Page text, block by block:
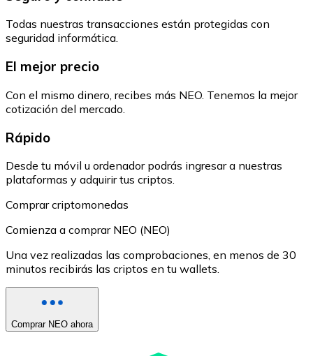
Todas nuestras transacciones están protegidas con
seguridad informática.
El mejor precio
Con el mismo dinero, recibes más NEO. Tenemos la mejor
cotización del mercado.
Rápido
Desde tu móvil u ordenador podrás ingresar a nuestras
plataformas y adquirir tus criptos.
Comprar criptomonedas
Comienza a comprar NEO (NEO)
Una vez realizadas las comprobaciones, en menos de 30
minutos recibirás las criptos en tu wallets.
Comprar NEO ahora